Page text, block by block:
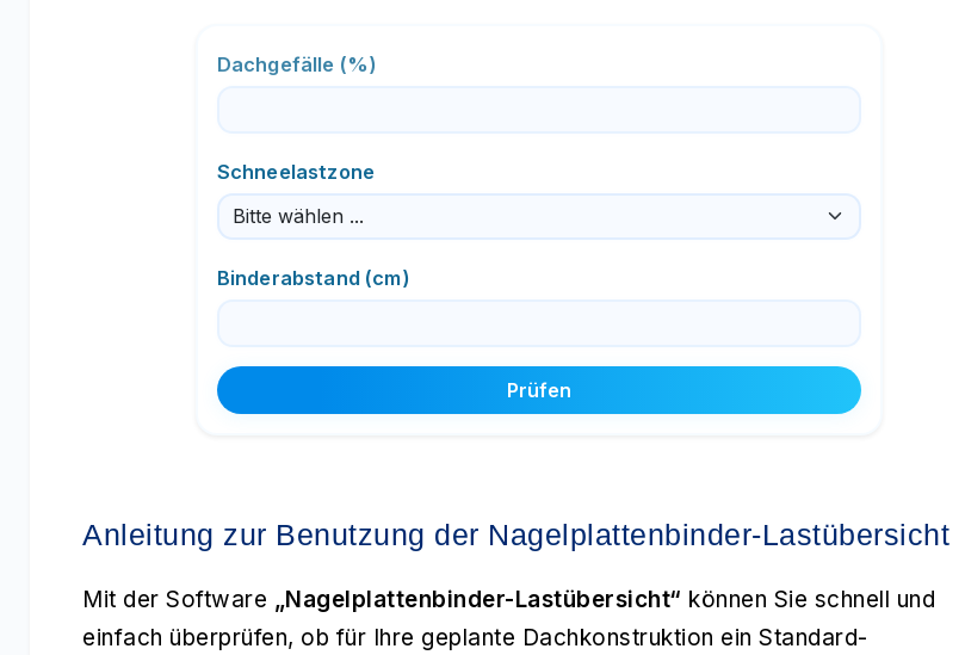
Dachgefälle (%)
Schneelastzone
Binderabstand (cm)
Prüfen
Anleitung zur Benutzung der Nagelplattenbinder-Lastübersicht
Mit der Software „Nagelplattenbinder-Lastübersicht“ können Sie schnell und
einfach überprüfen, ob für Ihre geplante Dachkonstruktion ein Standard-